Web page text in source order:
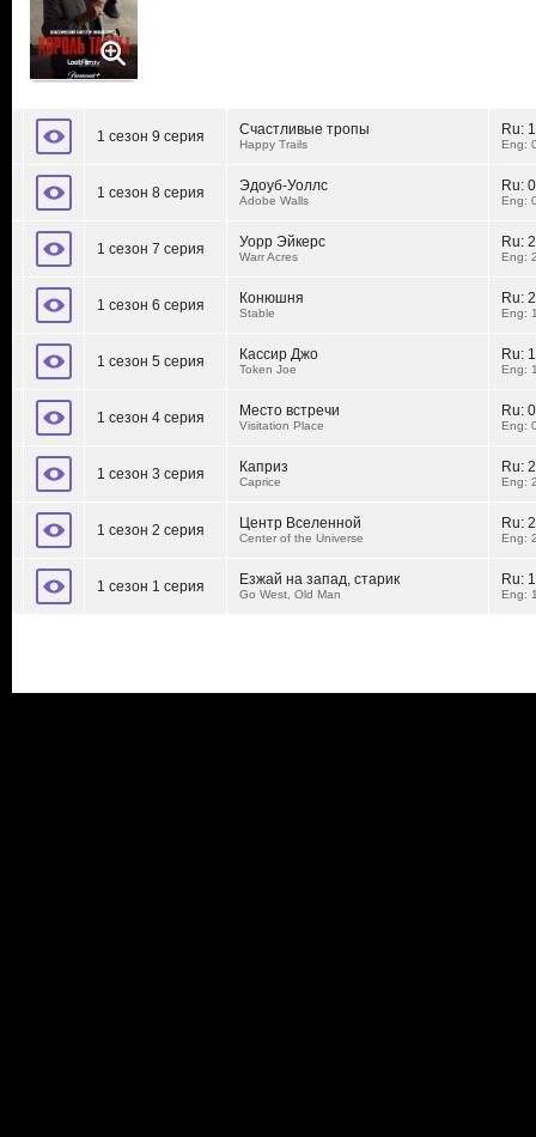
1 сезон 9 серия Счастливые тропы
Happy Trails
Ru:
Eng:
1 сезон 8 серия Эдоуб-Уоллс
Adobe Walls
Ru:
Eng:
1 сезон 7 серия Уорр Эйкерс
Warr Acres
Ru:
Eng:
1 сезон 6 серия Конюшня
Stable
Ru:
Eng:
1 сезон 5 серия Кассир Джо
Token Joe
Ru:
Eng:
1 сезон 4 серия Место встречи
Visitation Place
Ru:
Eng:
1 сезон 3 серия Каприз
Caprice
Ru:
Eng:
1 сезон 2 серия Центр Вселенной
Center of the Universe
Ru:
Eng:
1 сезон 1 серия Езжай на запад, старик
Go West, Old Man
Ru:
Eng: